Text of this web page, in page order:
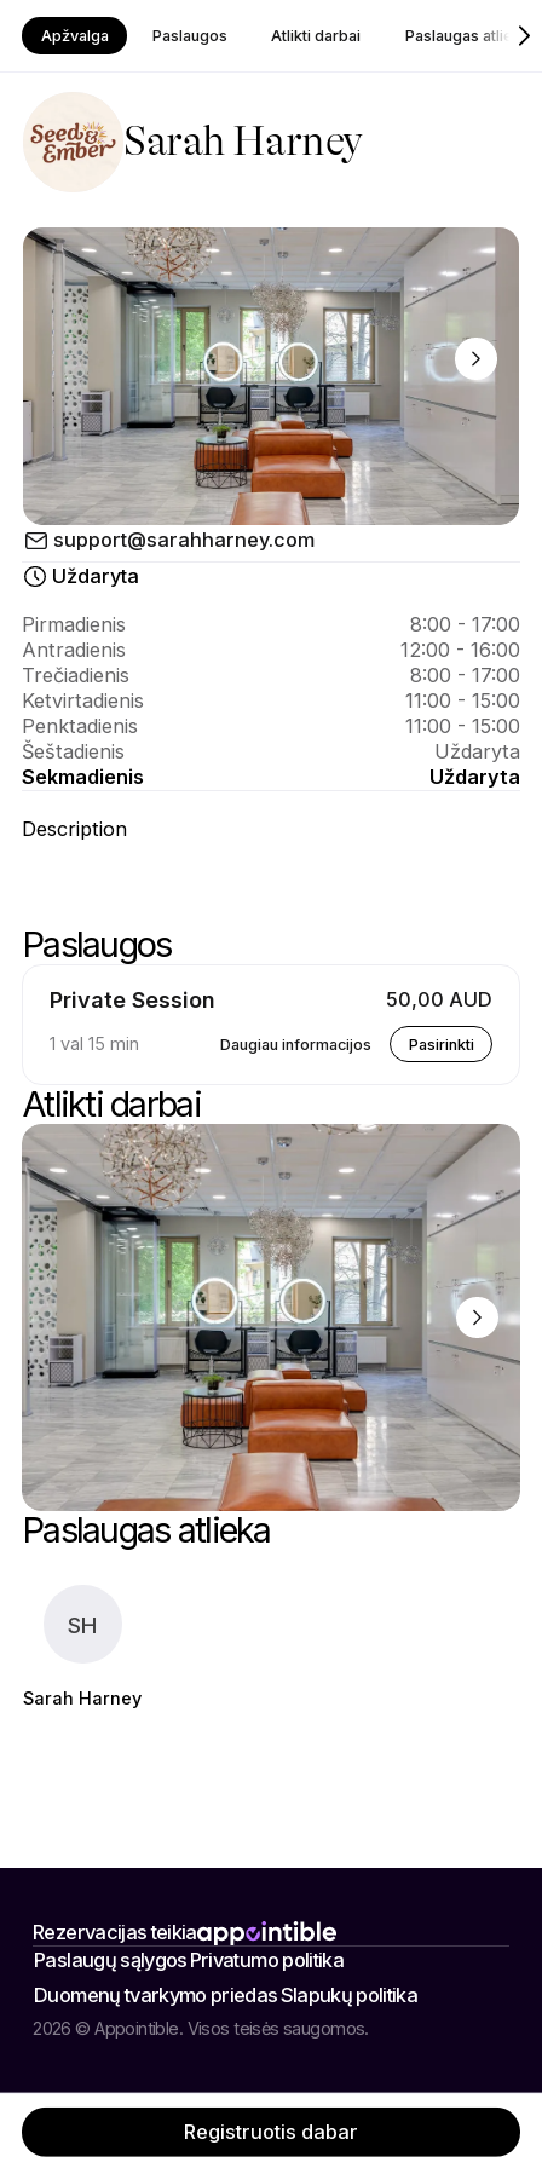
Apžvalga Paslaugos Atlikti darbai Paslaugas atlieka
Sarah Harney
Apie
Sarah
Harney
support@sarahharney.com
Uždaryta
Pirmadienis
8:00 - 17:00
Antradienis
12:00 - 16:00
Trečiadienis
8:00 - 17:00
Ketvirtadienis
11:00 - 15:00
Penktadienis
11:00 - 15:00
Šeštadienis
Uždaryta
Sekmadienis
Uždaryta
Description
Paslaugos
Private Session 50,00 AUD
1 val 15 min Daugiau informacijos Pasirinkti
Atlikti darbai
Paslaugas atlieka
SH
Sarah Harney
Rezervacijas teikia
2026 © Appointible. Visos teisės saugomos.
Paslaugų sąlygos Privatumo politika
Duomenų tvarkymo priedasSlapukų politika
Registruotis dabar